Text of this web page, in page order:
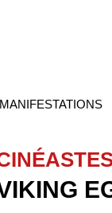
MANIFESTATIONS